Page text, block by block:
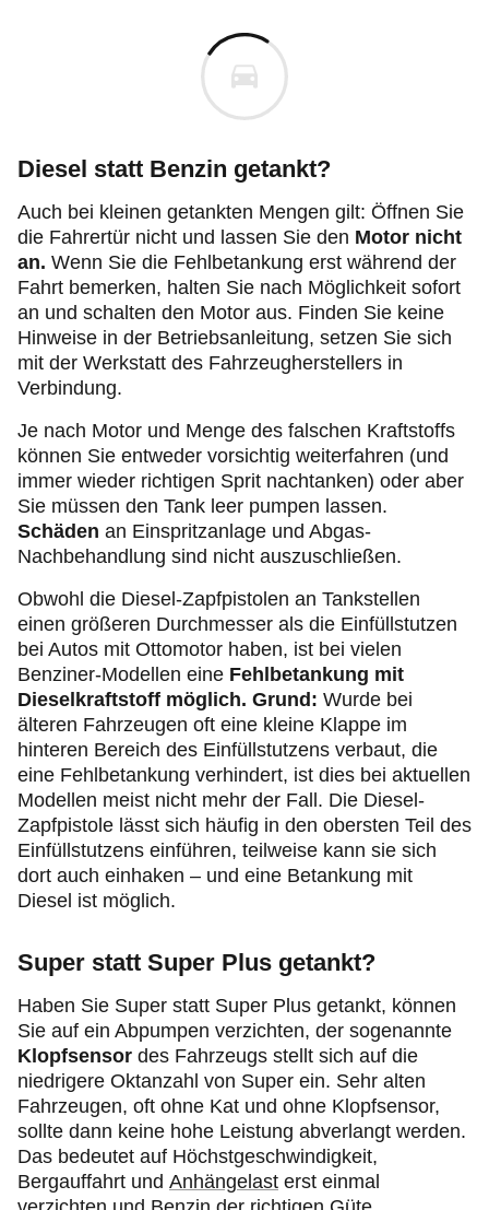
Diesel statt Benzin getankt?
Auch bei kleinen getankten Mengen gilt: Öffnen Sie
die Fahrertür nicht und lassen Sie den Motor nicht
an. Wenn Sie die Fehlbetankung erst während der
Fahrt bemerken, halten Sie nach Möglichkeit sofort
an und schalten den Motor aus. Finden Sie keine
Hinweise in der Betriebsanleitung, setzen Sie sich
mit der Werkstatt des Fahrzeugherstellers in
Verbindung.
Je nach Motor und Menge des falschen Kraftstoffs
können Sie entweder vorsichtig weiterfahren (und
immer wieder richtigen Sprit nachtanken) oder aber
Sie müssen den Tank leer pumpen lassen.
Schäden an Einspritzanlage und Abgas-
Nachbehandlung sind nicht auszuschließen.
Obwohl die Diesel-Zapfpistolen an Tankstellen
einen größeren Durchmesser als die Einfüllstutzen
bei Autos mit Ottomotor haben, ist bei vielen
Benziner-Modellen eine Fehlbetankung mit
Dieselkraftstoff möglich. Grund: Wurde bei
älteren Fahrzeugen oft eine kleine Klappe im
hinteren Bereich des Einfüllstutzens verbaut, die
eine Fehlbetankung verhindert, ist dies bei aktuellen
Modellen meist nicht mehr der Fall. Die Diesel-
Zapfpistole lässt sich häufig in den obersten Teil des
Einfüllstutzens einführen, teilweise kann sie sich
dort auch einhaken – und eine Betankung mit
Diesel ist möglich.
Super statt Super Plus getankt?
Haben Sie Super statt Super Plus getankt, können
Sie auf ein Abpumpen verzichten, der sogenannte
Klopfsensor des Fahrzeugs stellt sich auf die
niedrigere Oktanzahl von Super ein. Sehr alten
Fahrzeugen, oft ohne Kat und ohne Klopfsensor,
sollte dann keine hohe Leistung abverlangt werden.
Das bedeutet auf Höchstgeschwindigkeit,
Bergauffahrt und Anhängelast erst einmal